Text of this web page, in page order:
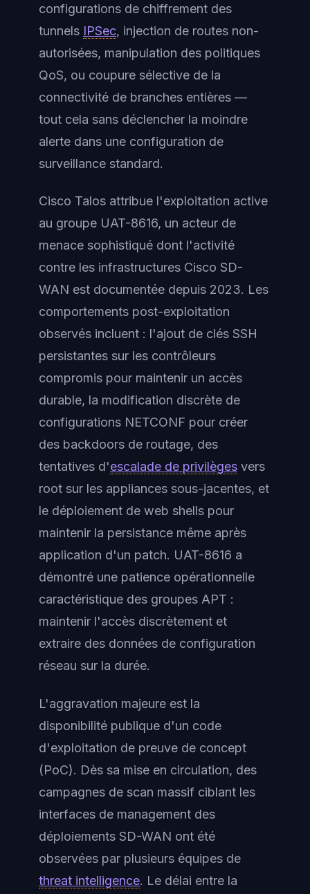
configurations de chiffrement des
tunnels IPSec, injection de routes non-
autorisées, manipulation des politiques
QoS, ou coupure sélective de la
connectivité de branches entières —
tout cela sans déclencher la moindre
alerte dans une configuration de
surveillance standard.
Cisco Talos attribue l'exploitation active
au groupe UAT-8616, un acteur de
menace sophistiqué dont l'activité
contre les infrastructures Cisco SD-
WAN est documentée depuis 2023. Les
comportements post-exploitation
observés incluent : l'ajout de clés SSH
persistantes sur les contrôleurs
compromis pour maintenir un accès
durable, la modification discrète de
configurations NETCONF pour créer
des backdoors de routage, des
tentatives d'escalade de privilèges vers
root sur les appliances sous-jacentes, et
le déploiement de web shells pour
maintenir la persistance même après
application d'un patch. UAT-8616 a
démontré une patience opérationnelle
caractéristique des groupes APT :
maintenir l'accès discrètement et
extraire des données de configuration
réseau sur la durée.
L'aggravation majeure est la
disponibilité publique d'un code
d'exploitation de preuve de concept
(PoC). Dès sa mise en circulation, des
campagnes de scan massif ciblant les
interfaces de management des
déploiements SD-WAN ont été
observées par plusieurs équipes de
threat intelligence. Le délai entre la